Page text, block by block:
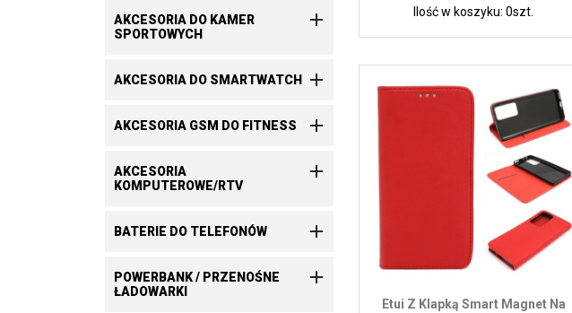
AKCESORIA DO KAMER
SPORTOWYCH

AKCESORIA DO SMARTWATCH 
AKCESORIA GSM DO FITNESS 
AKCESORIA
KOMPUTEROWE/RTV

BATERIE DO TELEFONÓW 
POWERBANK / PRZENOŚNE
ŁADOWARKI

Ilość w koszyku: 0szt.
Etui Z Klapką Smart Magnet Na